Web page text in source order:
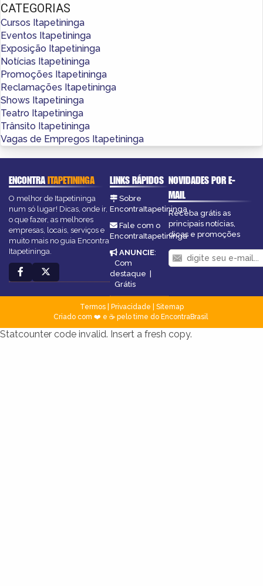
CATEGORIAS
Cursos Itapetininga
Eventos Itapetininga
Exposição Itapetininga
Notícias Itapetininga
Promoções Itapetininga
Reclamações Itapetininga
Shows Itapetininga
Teatro Itapetininga
Trânsito Itapetininga
Vagas de Empregos Itapetininga
ENCONTRAITAPETININGA
O melhor de Itapetininga
num só lugar! Dicas, onde ir,
o que fazer, as melhores
empresas, locais, serviços e
muito mais no guia Encontra
Itapetininga.
LINKS RÁPIDOS
Sobre
EncontraItapetininga
Fale com o
EncontraItapetininga
ANUNCIE:
Com
destaque
Grátis
NOVIDADES POR E-
MAIL
Receba grátis as
principais notícias,
dicas e promoções
Termos| Privacidade
Sitemap
Criado com ❤️ e ☕ pelo time do EncontraBrasil
Statcounter code invalid. Insert a fresh copy.